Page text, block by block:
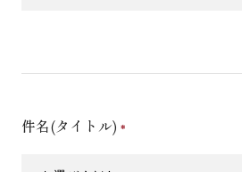
件名(タイトル)